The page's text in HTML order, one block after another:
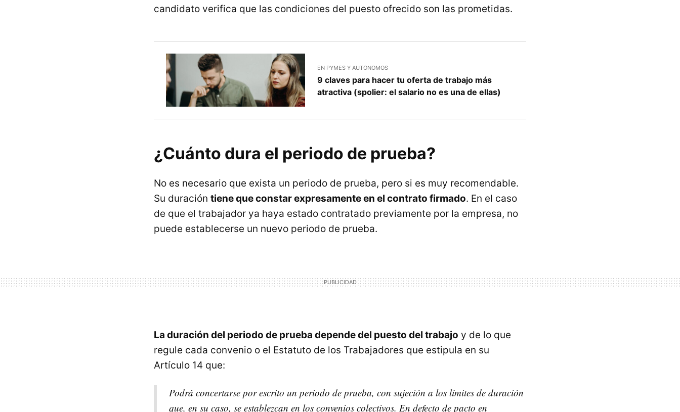
candidato verifica que las condiciones del puesto ofrecido son las prometidas.
EN PYMES Y AUTONOMOS
9 claves para hacer tu oferta de trabajo más
atractiva (spolier: el salario no es una de ellas)
¿Cuánto dura el periodo de prueba?
No es necesario que exista un periodo de prueba, pero si es muy recomendable.
Su duración tiene que constar expresamente en el contrato firmado. En el caso
de que el trabajador ya haya estado contratado previamente por la empresa, no
puede establecerse un nuevo periodo de prueba.
La duración del periodo de prueba depende del puesto del trabajo y de lo que
regule cada convenio o el Estatuto de los Trabajadores que estipula en su
Artículo 14 que:
Podrá concertarse por escrito un periodo de prueba, con sujeción a los límites de duración
que, en su caso, se establezcan en los convenios colectivos. En defecto de pacto en